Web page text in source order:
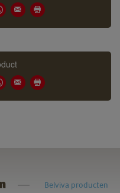
Belviva producten